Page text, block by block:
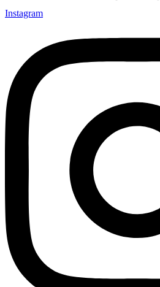
Instagram